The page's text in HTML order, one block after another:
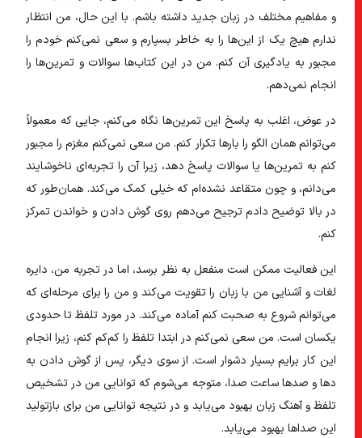
و مفاهیم مختلف در زبان جدید داشته باشم. با این حال، من انتظار
ندارم هیچ یک از این‌ها را به خاطر بسپارم و سعی نمی‌کنم خودم را
مجبور به یادگیری آن کنم. من در این کتاب‌ها سوالات و تمرین‌ها را
انجام نمی‌دهم.
در عوض، اغلب به پاسخ این تمرین‌ها نگاه می‌کنم، جایی که معمولاً
می‌توانم همان الگو را بارها تکرار کنم. من سعی نمی‌کنم مغزم را مجبور
کنم به تمرین‌ها یا سوالات پاسخ دهد، زیرا آن را تجربه‌ای ناخوشایند
می‌دانم، و چون متقاعد نشده‌ام که خیلی کمک می‌کند. همان‌طور که
در بالا توضیح دادم ترجیح می‌دهم روی گوش دادن و خواندن تمرکز
کنم.
این فعالیت ممکن است منفعل به نظر برسد، اما در تجربه من، دایره
لغات و آشنایی من با زبان را تقویت می‌کند و من را برای مرحله‌ای که
می‌توانم شروع به صحبت کنم آماده می‌کند. در مورد تلفظ تا حدودی
یکسان است. من سعی نمی‌کنم در ابتدا تلفظ را کم‌کم کنم، زیرا انجام
این کار برایم بسیار دشوار است. از سوی دیگر، پس از گوش دادن به
دها و صدها ساعت صدا، متوجه می‌شوم که توانایی من در تشخیص
تلفظ و آهنگ زبان بهبود می‌یابد و در نتیجه توانایی من برای بازتولید
این صداها بهبود می‌یابد.